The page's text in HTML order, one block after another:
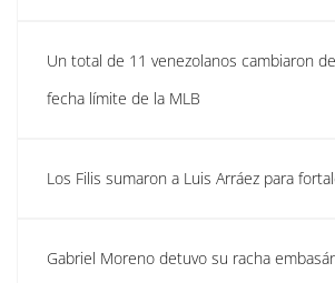
Un total de 11 venezolanos cambiaron
fecha límite de la MLB
Los Filis sumaron a Luis Arráez para
Gabriel Moreno detuvo su racha